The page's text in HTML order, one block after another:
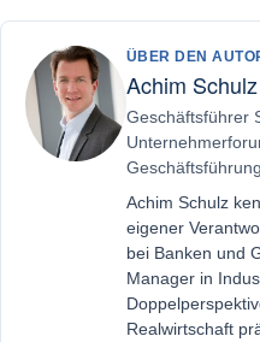
ÜBER DEN
Achim Schulz
Geschäftsführer
Achim Schulz
eigener
bei Banken und
Manager in
Realwirtschaft